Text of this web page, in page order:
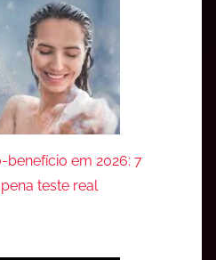
em 2026: 7
teste real